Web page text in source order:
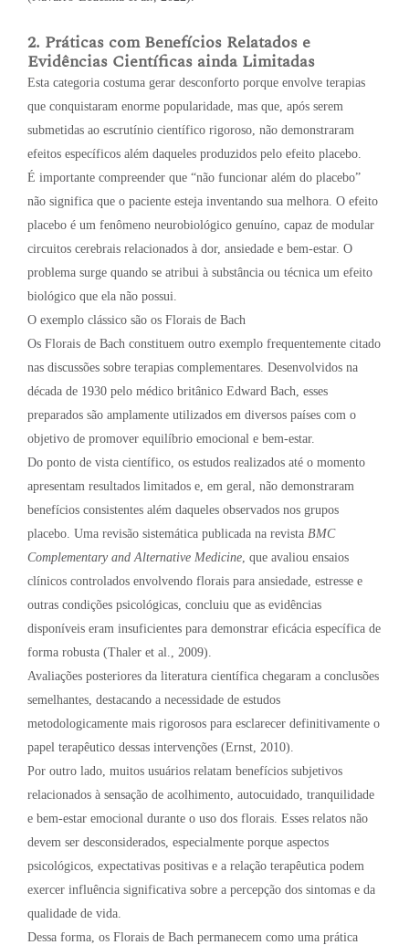
2. Práticas com Benefícios Relatados e
Evidências Científicas ainda Limitadas
Esta categoria costuma gerar desconforto porque envolve terapias
que conquistaram enorme popularidade, mas que, após serem
submetidas ao escrutínio científico rigoroso, não demonstraram
efeitos específicos além daqueles produzidos pelo efeito placebo.
É importante compreender que “não funcionar além do placebo”
não significa que o paciente esteja inventando sua melhora. O efeito
placebo é um fenômeno neurobiológico genuíno, capaz de modular
circuitos cerebrais relacionados à dor, ansiedade e bem-estar. O
problema surge quando se atribui à substância ou técnica um efeito
biológico que ela não possui.
O exemplo clássico são os Florais de Bach
Os Florais de Bach constituem outro exemplo frequentemente citado
nas discussões sobre terapias complementares. Desenvolvidos na
década de 1930 pelo médico britânico Edward Bach, esses
preparados são amplamente utilizados em diversos países com o
objetivo de promover equilíbrio emocional e bem-estar.
Do ponto de vista científico, os estudos realizados até o momento
apresentam resultados limitados e, em geral, não demonstraram
benefícios consistentes além daqueles observados nos grupos
placebo. Uma revisão sistemática publicada na revista BMC
Complementary and Alternative Medicine , que avaliou ensaios
clínicos controlados envolvendo florais para ansiedade, estresse e
outras condições psicológicas, concluiu que as evidências
disponíveis eram insuficientes para demonstrar eficácia específica de
forma robusta (Thaler et al., 2009).
Avaliações posteriores da literatura científica chegaram a conclusões
semelhantes, destacando a necessidade de estudos
metodologicamente mais rigorosos para esclarecer definitivamente o
papel terapêutico dessas intervenções (Ernst, 2010).
Por outro lado, muitos usuários relatam benefícios subjetivos
relacionados à sensação de acolhimento, autocuidado, tranquilidade
e bem-estar emocional durante o uso dos florais. Esses relatos não
devem ser desconsiderados, especialmente porque aspectos
psicológicos, expectativas positivas e a relação terapêutica podem
exercer influência significativa sobre a percepção dos sintomas e da
qualidade de vida.
Dessa forma, os Florais de Bach permanecem como uma prática